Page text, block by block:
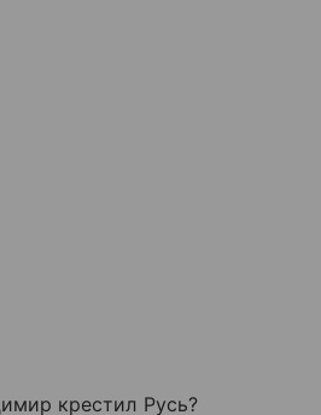
крестил Русь?